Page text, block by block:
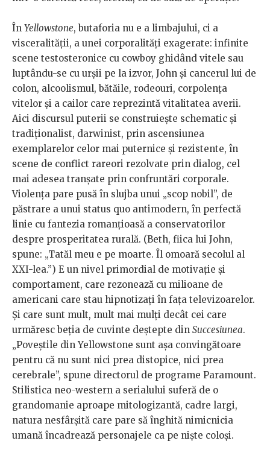
În Yellowstone, butaforia nu e a limbajului, ci a
visceralității, a unei corporalități exagerate: infinite
scene testosteronice cu cowboy ghidând vitele sau
luptându-se cu urșii pe la izvor, John și cancerul lui de
colon, alcoolismul, bătăile, rodeouri, corpolența
vitelor și a cailor care reprezintă vitalitatea averii.
Aici discursul puterii se construiește schematic și
tradiționalist, darwinist, prin ascensiunea
exemplarelor celor mai puternice și rezistente, în
scene de conflict rareori rezolvate prin dialog, cel
mai adesea tranșate prin confruntări corporale.
Violența pare pusă în slujba unui „scop nobil”, de
păstrare a unui status quo antimodern, în perfectă
linie cu fantezia romanțioasă a conservatorilor
despre prosperitatea rurală. (Beth, fiica lui John,
spune: „Tatăl meu e pe moarte. Îl omoară secolul al
XXI-lea.”) E un nivel primordial de motivație și
comportament, care rezonează cu milioane de
americani care stau hipnotizați în fața televizoarelor.
Și care sunt mult, mult mai mulți decât cei care
urmăresc beția de cuvinte deștepte din Succesiunea.
„Poveștile din Yellowstone sunt așa convingătoare
pentru că nu sunt nici prea distopice, nici prea
cerebrale”, spune directorul de programe Paramount.
Stilistica neo-western a serialului suferă de o
grandomanie aproape mitologizantă, cadre largi,
natura nesfârșită care pare să înghită nimicnicia
umană încadrează personajele ca pe niște coloși.